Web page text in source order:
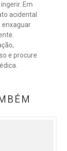
Em
acidental
enxaguar
e procure